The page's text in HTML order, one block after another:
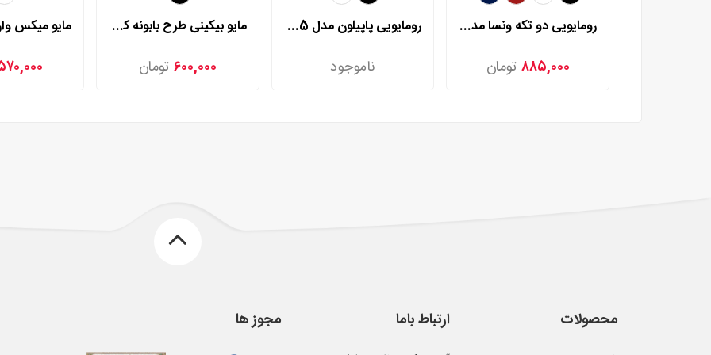
رومایویی دو تکه ونسا مدل 5067
۸۸۵,۰۰۰ تومان
رومایویی پاپیلون مدل 1005
ناموجود
مایو بیکینی طرح بابونه کنزو مدل 1586
۶۰۰,۰۰۰تومان
محصولات ارتباط باما مجوز ها